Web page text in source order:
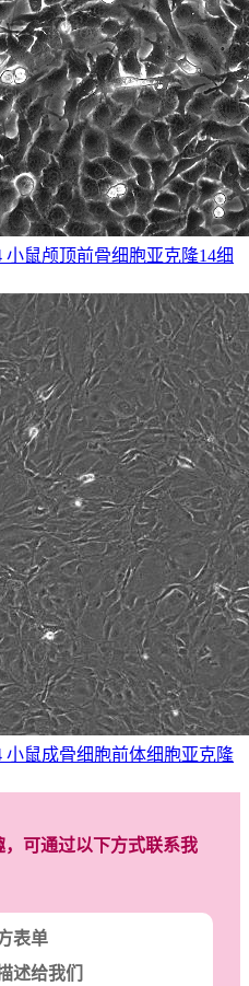
小鼠颅顶前骨细胞亚克隆14细
小鼠成骨细胞前体细胞亚克隆
可通过以下方式联系我
表单
述给我们